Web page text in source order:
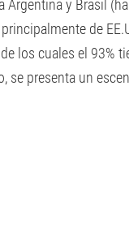
Argentina y Brasil
de
los cuales el 93%
presenta un